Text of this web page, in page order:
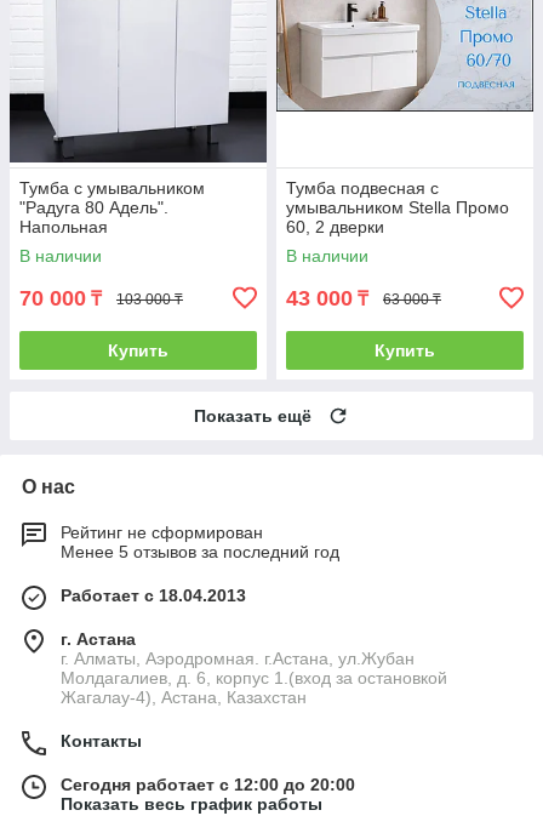
Тумба с умывальником
"Радуга 80 Адель".
Напольная
В наличии
70 000 ₸ 103 000 ₸
Купить
Тумба подвесная с
умывальником Stella Промо
60, 2 дверки
В наличии
43 000 ₸ 63 000 ₸
Купить
Показать ещё
О нас
Рейтинг не сформирован
Менее 5 отзывов за последний год
Работает с 18.04.2013
г. Астана
г. Алматы, Аэродромная. г.Астана, ул.Жубан
Молдагалиев, д. 6, корпус 1.(вход за остановкой
Жагалау-4), Астана, Казахстан
Контакты
Сегодня работает с 12:00 до 20:00
Показать весь график работы